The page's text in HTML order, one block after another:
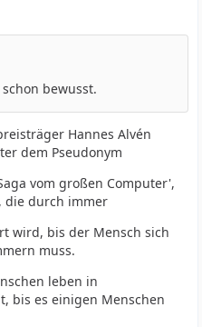
bewusst.
Hannes Alvén
dem Pseudonym
vom großen Computer',
die durch immer
wird, bis der Mensch sich
muss.
leben in
bis es einigen Menschen